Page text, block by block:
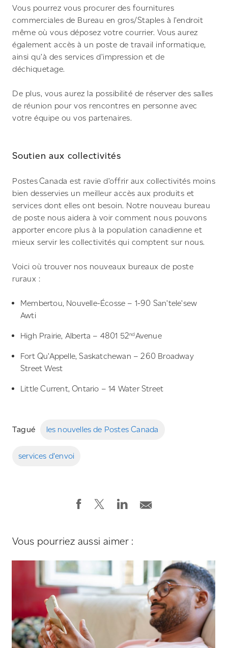
Vous pourrez vous procurer des fournitures
commerciales de Bureau en gros/Staples à l’endroit
même où vous déposez votre courrier. Vous aurez
également accès à un poste de travail informatique,
ainsi qu’à des services d’impression et de
déchiquetage.
De plus, vous aurez la possibilité de réserver des salles
de réunion pour vos rencontres en personne avec
votre équipe ou vos partenaires.
Soutien aux collectivités
Postes Canada est ravie d’offrir aux collectivités moins
bien desservies un meilleur accès aux produits et
services dont elles ont besoin. Notre nouveau bureau
de poste nous aidera à voir comment nous pouvons
apporter encore plus à la population canadienne et
mieux servir les collectivités qui comptent sur nous.
Voici où trouver nos nouveaux bureaux de poste
ruraux :
Membertou, Nouvelle-Écosse – 1-90 San’tele’sew
Awti
High Prairie, Alberta – 4801 52ndAvenue
Fort Qu’Appelle, Saskatchewan – 260 Broadway
Street West
Little Current, Ontario – 14 Water Street
Tagué les nouvelles de Postes Canada
services d'envoi
Vous pourriez aussi aimer :